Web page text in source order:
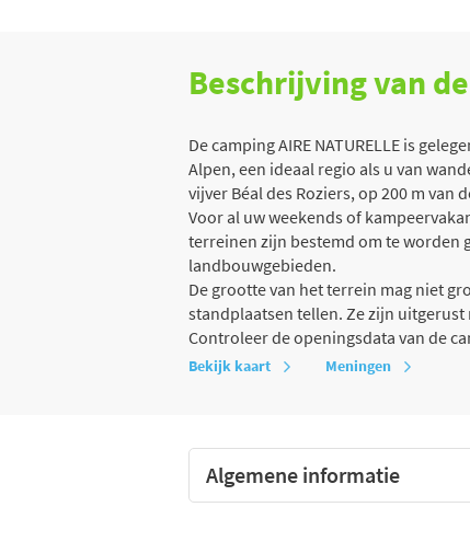
Beschrijving van
De camping AIRE NATURELLE is
Alpen, een ideaal regio als u van
vijver Béal des Roziers, op 200 m van
Voor al uw weekends of
terreinen zijn bestemd om te
landbouwgebieden.
De grootte van het terrein mag niet
standplaatsen tellen. Ze zijn
Controleer de openingsdata van de
Bekijk kaart Meningen
Algemene informatie